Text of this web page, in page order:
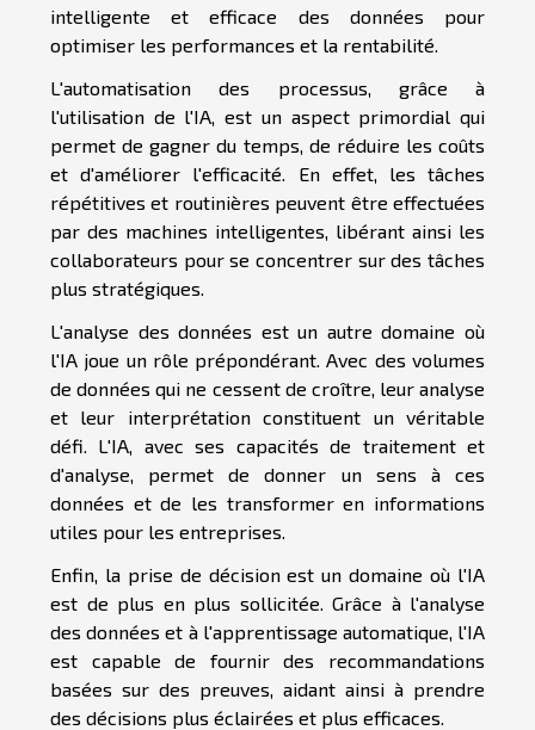
intelligente et efficace des données pour
optimiser les performances et la rentabilité.
L'automatisation des processus, grâce à
l'utilisation de l'IA, est un aspect primordial qui
permet de gagner du temps, de réduire les coûts
et d'améliorer l'efficacité. En effet, les tâches
répétitives et routinières peuvent être effectuées
par des machines intelligentes, libérant ainsi les
collaborateurs pour se concentrer sur des tâches
plus stratégiques.
L'analyse des données est un autre domaine où
l'IA joue un rôle prépondérant. Avec des volumes
de données qui ne cessent de croître, leur analyse
et leur interprétation constituent un véritable
défi. L'IA, avec ses capacités de traitement et
d'analyse, permet de donner un sens à ces
données et de les transformer en informations
utiles pour les entreprises.
Enfin, la prise de décision est un domaine où l'IA
est de plus en plus sollicitée. Grâce à l'analyse
des données et à l'apprentissage automatique, l'IA
est capable de fournir des recommandations
basées sur des preuves, aidant ainsi à prendre
des décisions plus éclairées et plus efficaces.